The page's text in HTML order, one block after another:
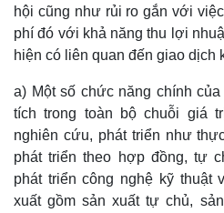
hội cũng như rủi ro gắn với
phí đó với khả năng thu lợi
hiện có liên quan đến giao dịch
a) Một số chức năng chính
tích trong toàn bộ chuỗi giá
nghiên cứu, phát triển như
phát triển theo hợp đồng, tự
phát triển công nghệ kỹ thuật
xuất gồm sản xuất tự chủ,